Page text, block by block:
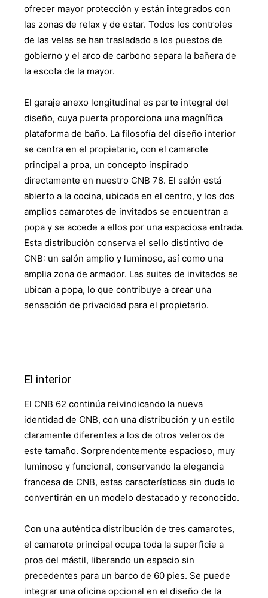
ofrecer mayor protección y están integrados con
las zonas de relax y de estar. Todos los controles
de las velas se han trasladado a los puestos de
gobierno y el arco de carbono separa la bañera de
la escota de la mayor.
El garaje anexo longitudinal es parte integral del
diseño, cuya puerta proporciona una magnífica
plataforma de baño. La filosofía del diseño interior
se centra en el propietario, con el camarote
principal a proa, un concepto inspirado
directamente en nuestro CNB 78. El salón está
abierto a la cocina, ubicada en el centro, y los dos
amplios camarotes de invitados se encuentran a
popa y se accede a ellos por una espaciosa entrada.
Esta distribución conserva el sello distintivo de
CNB: un salón amplio y luminoso, así como una
amplia zona de armador. Las suites de invitados se
ubican a popa, lo que contribuye a crear una
sensación de privacidad para el propietario.
El interior
El CNB 62 continúa reivindicando la nueva
identidad de CNB, con una distribución y un estilo
claramente diferentes a los de otros veleros de
este tamaño. Sorprendentemente espacioso, muy
luminoso y funcional, conservando la elegancia
francesa de CNB, estas características sin duda lo
convertirán en un modelo destacado y reconocido.
Con una auténtica distribución de tres camarotes,
el camarote principal ocupa toda la superficie a
proa del mástil, liberando un espacio sin
precedentes para un barco de 60 pies. Se puede
integrar una oficina opcional en el diseño de la